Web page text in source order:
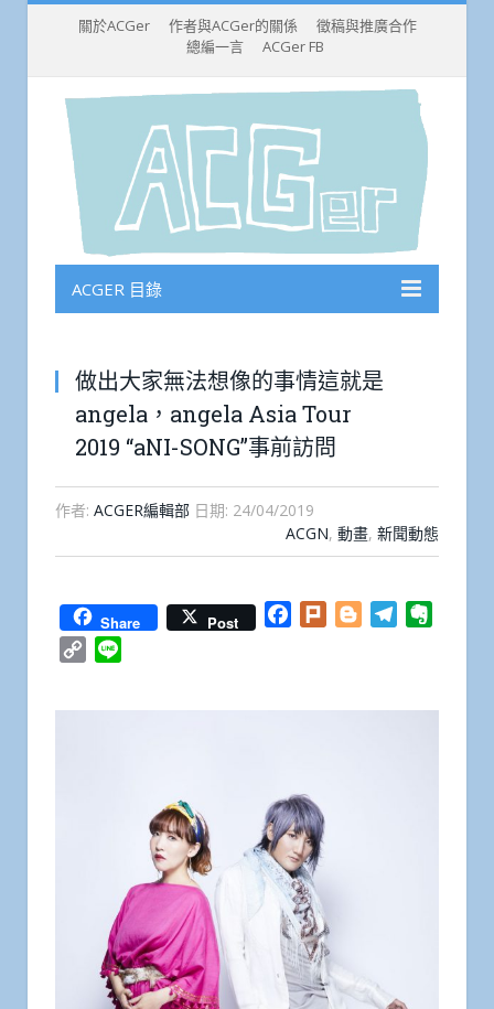
關於ACGer 作者與ACGer的關係
徵稿與推廣合作
總編一言
ACGer FB
ACGER 目錄
做出大家無法想像的事情這就是
angela，angela Asia Tour
2019 “aNI-SONG”事前訪問
作者: ACGER編輯部 日期: 24/04/2019
ACGN, 動畫, 新聞動態
Share Post Facebook
Plurk BloggerTelegram
Copy